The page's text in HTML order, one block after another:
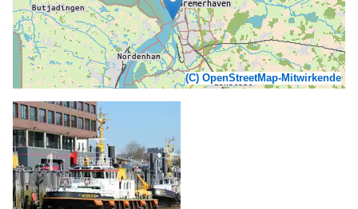
(C) OpenStreetMap-Mitwirkende